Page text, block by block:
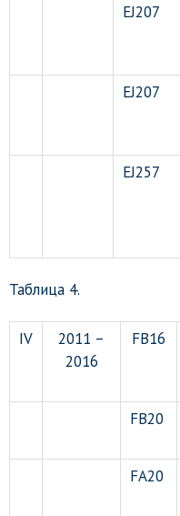
EJ207
EJ207
EJ257
Таблица 4.
IV
2011 –
2016
FB16
FB20
FA20